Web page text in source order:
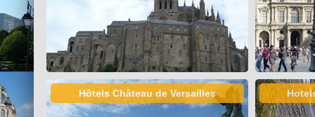
Hôtels Château de Versailles